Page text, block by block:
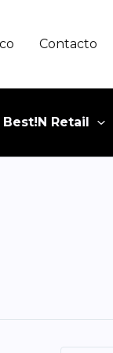
Contacto
Best!N Retail